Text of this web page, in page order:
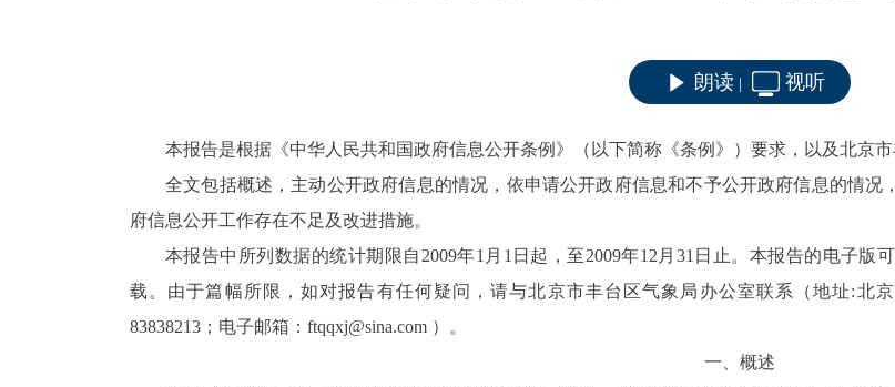
朗读 视听
本报告是根据《中华人民共和国政府信息公开条例》（以下简称《条例》）要求，以及北京
全文包括概述，主动公开政府信息的情况，依申请公开政府信息和不予公开政府信息的情
府信息公开工作存在不足及改进措施。
本报告中所列数据的统计期限自2009年1月1日起，至2009年12月31日止。本报告的电子版
载。由于篇幅所限，如对报告有任何疑问，请与北京市丰台区气象局办公室联系（地址:北
83838213；电子邮箱：ftqqxj@sina.com ）。
一、概述